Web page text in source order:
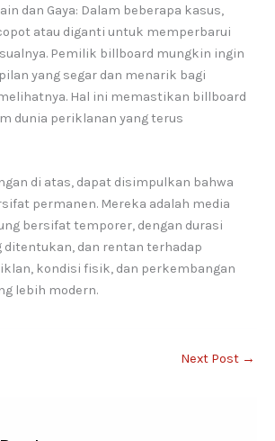
dan Gaya: Dalam beberapa kasus,
atau diganti untuk memperbarui
Pemilik billboard mungkin ingin
yang segar dan menarik bagi
Hal ini memastikan billboard
dunia periklanan yang terus
di atas, dapat disimpulkan bahwa
permanen. Mereka adalah media
bersifat temporer, dengan durasi
ditentukan, dan rentan terhadap
kondisi fisik, dan perkembangan
lebih modern.
Next Post →